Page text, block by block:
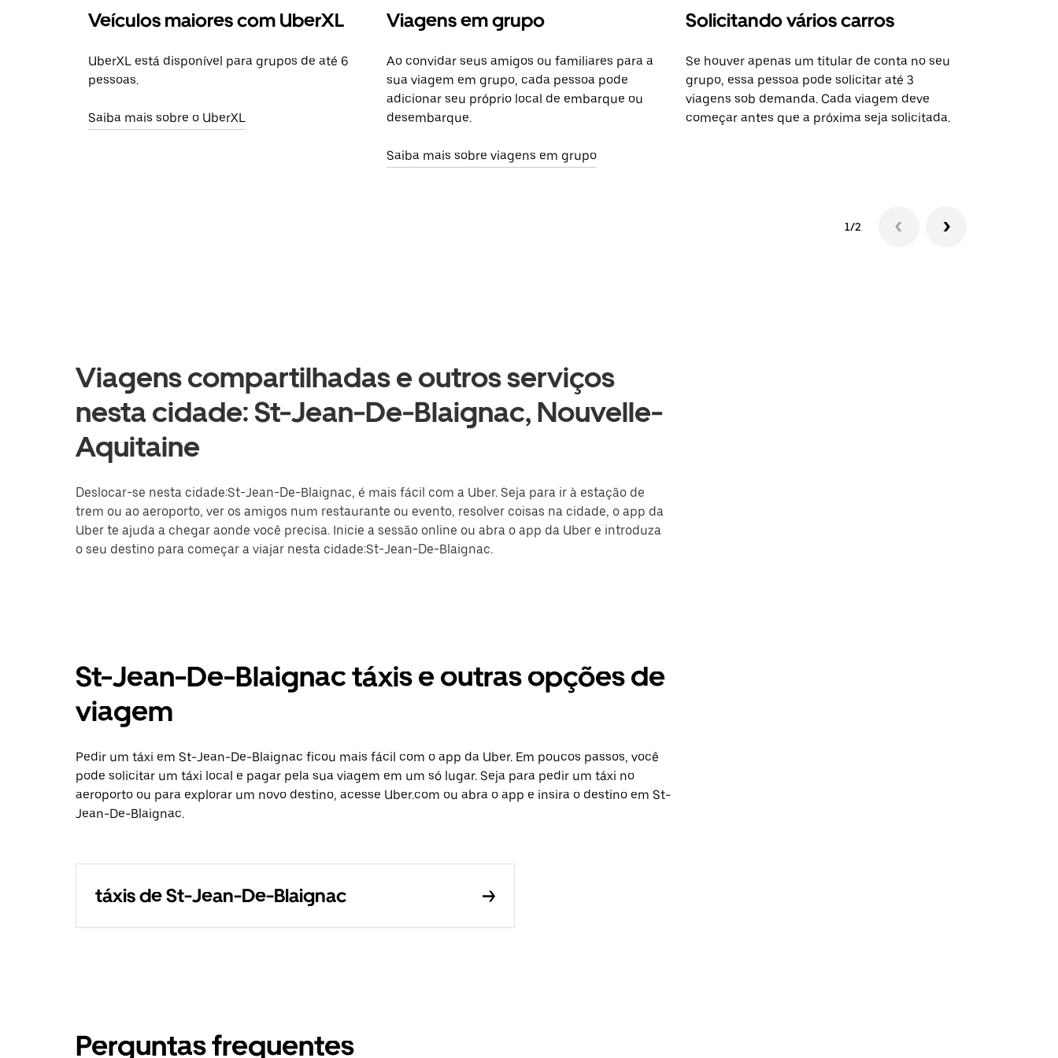
Veículos maiores com UberXL
UberXL está disponível para grupos de até 6
pessoas.
Saiba mais sobre o UberXL
Viagens em grupo
Ao convidar seus amigos ou familiares para a
sua viagem em grupo, cada pessoa pode
adicionar seu próprio local de embarque ou
desembarque.
Saiba mais sobre viagens em grupo
Solicitando vários carros
Se houver apenas um titular de conta no seu
grupo, essa pessoa pode solicitar até 3
viagens sob demanda. Cada viagem deve
começar antes que a próxima seja solicitada.
1/2
Viagens compartilhadas e outros serviços
nesta cidade: St-Jean-De-Blaignac, Nouvelle-
Aquitaine
Deslocar-se nesta cidade:St-Jean-De-Blaignac, é mais fácil com a Uber. Seja para ir à estação de
trem ou ao aeroporto, ver os amigos num restaurante ou evento, resolver coisas na cidade, o app da
Uber te ajuda a chegar aonde você precisa. Inicie a sessão online ou abra o app da Uber e introduza
o seu destino para começar a viajar nesta cidade:St-Jean-De-Blaignac.
St-Jean-De-Blaignac táxis e outras opções de
viagem
Pedir um táxi em St-Jean-De-Blaignac ficou mais fácil com o app da Uber. Em poucos passos, você
pode solicitar um táxi local e pagar pela sua viagem em um só lugar. Seja para pedir um táxi no
aeroporto ou para explorar um novo destino, acesse Uber.com ou abra o app e insira o destino em St-
Jean-De-Blaignac.
táxis de St-Jean-De-Blaignac
Perguntas frequentes